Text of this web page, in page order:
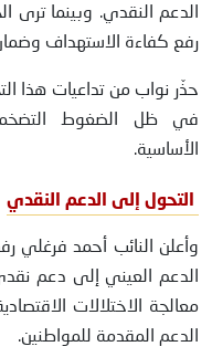
الدعم النقدي. وبينما ترى
رفع كفاءة الاستهداف
حذّر نواب من تداعيات هذا
في ظل الضغوط
الأساسية.
التحول إلى الدعم النقدي
وأعلن النائب أحمد فرغلي
الدعم العيني إلى دعم
معالجة الاختلالات
الدعم المقدمة للمواطنين.